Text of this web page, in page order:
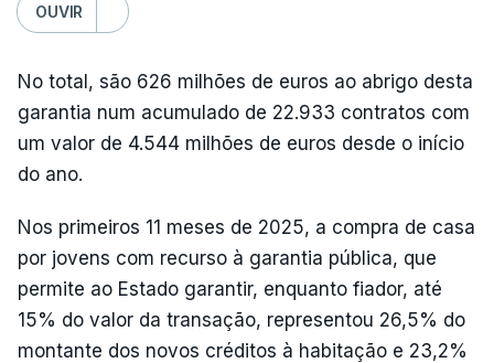
OUVIR
No total, são 626 milhões de euros ao abrigo desta
garantia num acumulado de 22.933 contratos com
um valor de 4.544 milhões de euros desde o início
do ano.
Nos primeiros 11 meses de 2025, a compra de casa
por jovens com recurso à garantia pública, que
permite ao Estado garantir, enquanto fiador, até
15% do valor da transação, representou 26,5% do
montante dos novos créditos à habitação e 23,2%